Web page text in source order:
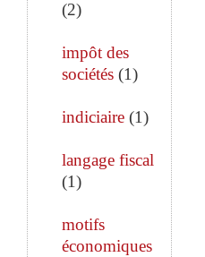
(2)
impôt des
sociétés (1)
indiciaire (1)
langage fiscal
(1)
motifs
économiques